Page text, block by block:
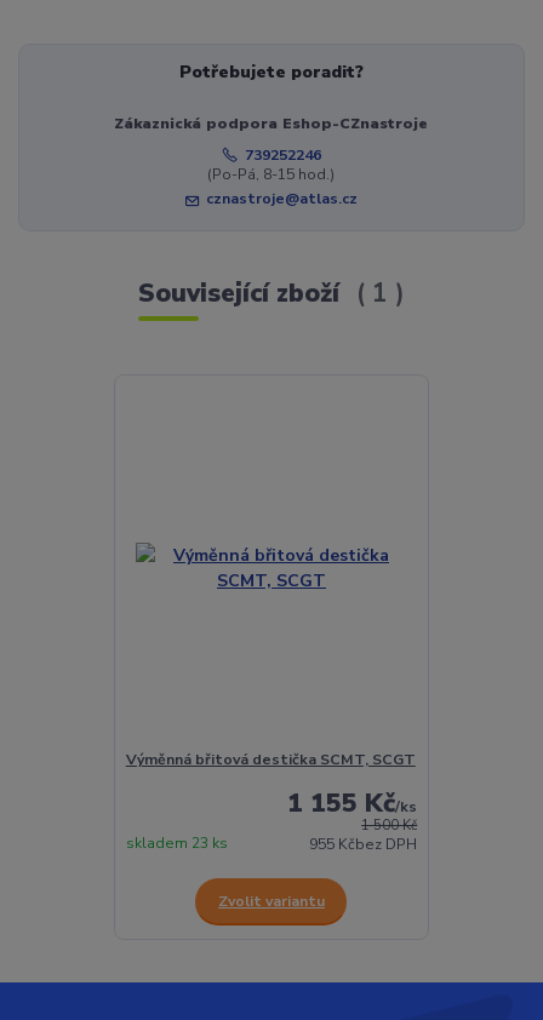
Potřebujete poradit?
Zákaznická podpora Eshop-CZnastroje
739252246
(Po-Pá, 8-15 hod.)
cznastroje@atlas.cz
Související zboží 1
Výměnná břitová destička SCMT, SCGT
1 500 Kč
1 155 Kč/ks
955 Kčbez DPH
skladem 23 ks
Zvolit variantu